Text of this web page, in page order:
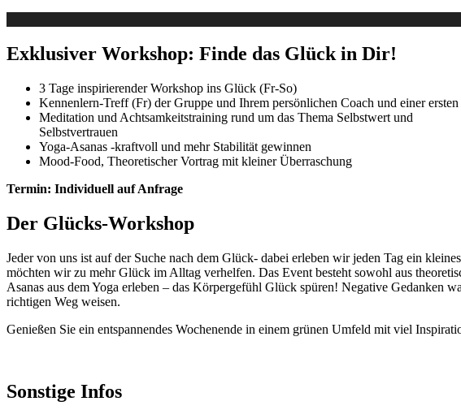
Exklusiver Workshop: Finde das Glück in Dir!
3 Tage inspirierender Workshop ins Glück (Fr-So)
Kennenlern-Treff (Fr) der Gruppe und Ihrem persönlichen Coach und einer
Meditation und Achtsamkeitstraining rund um das Thema Selbstwert und
Selbstvertrauen
Yoga-Asanas -kraftvoll und mehr Stabilität gewinnen
Mood-Food, Theoretischer Vortrag mit kleiner Überraschung
Termin: Individuell auf Anfrage
Der Glücks-Workshop
Jeder von uns ist auf der Suche nach dem Glück- dabei erleben wir jeden Tag ein
möchten wir zu mehr Glück im Alltag verhelfen. Das Event besteht sowohl aus
Asanas aus dem Yoga erleben – das Körpergefühl Glück spüren! Negative Gedanken
richtigen Weg weisen.
Genießen Sie ein entspannendes Wochenende in einem grünen Umfeld mit viel
Sonstige Infos